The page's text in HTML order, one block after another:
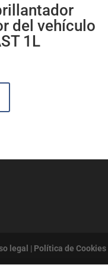
del vehículo
1L
legal | Política de Cookies